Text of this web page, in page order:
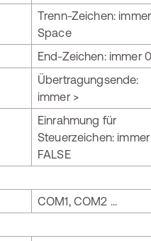
Trenn-Zeichen: immer
Space
End-Zeichen: immer 0
Übertragungsende:
immer >
Einrahmung für
Steuerzeichen: immer
FALSE
COM1, COM2 ...